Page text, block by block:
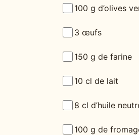
100 g d’olives
3 œufs
150 g de farine
10 cl de lait
8 cl d’huile
100 g de